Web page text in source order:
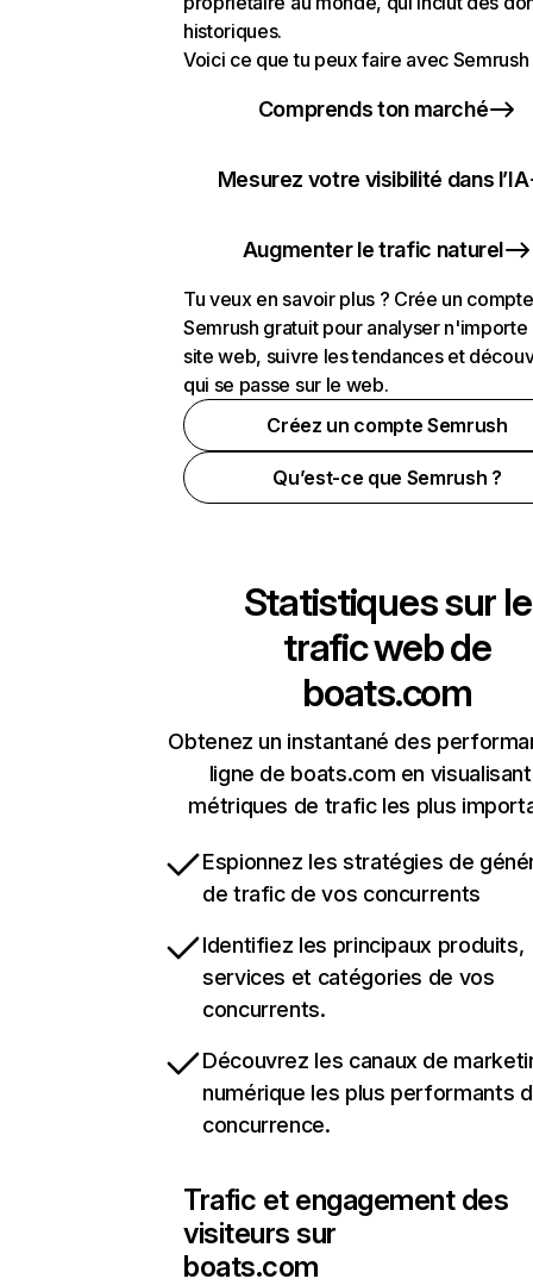
historiques.
Voici ce que tu peux faire avec Semrush
Comprends ton marché
Mesurez votre visibilité dans l’IA
Augmenter le trafic naturel
Tu veux en savoir plus ? Crée un compte
Semrush gratuit pour analyser n'importe
site web, suivre les tendances et
qui se passe sur le web.
Créez un compte Semrush
Qu’est-ce que Semrush ?
Statistiques sur le
trafic web de
boats.com
Obtenez un instantané des
ligne de boats.com en
métriques de trafic les plus
Espionnez les stratégies de
de trafic de vos concurrents
Identifiez les principaux produits,
services et catégories de vos
concurrents.
Découvrez les canaux de
numérique les plus performants
concurrence.
Trafic et engagement des
visiteurs sur
boats.com